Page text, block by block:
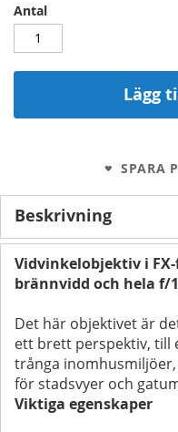
Antal
Lägg
SPARA
gallery
Beskrivning
Vidvinkelobjektiv i
brännvidd och hela f/
Det här objektivet är
ett brett perspektiv, till
trånga
för stadsvyer och
Viktiga egenskaper